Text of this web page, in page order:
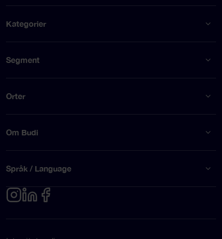
Kategorier
Segment
Orter
Om Budi
Språk / Language